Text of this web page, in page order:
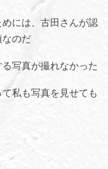
には、古田さんが認
のだ
写真が撮れなかった
私も写真を見せても